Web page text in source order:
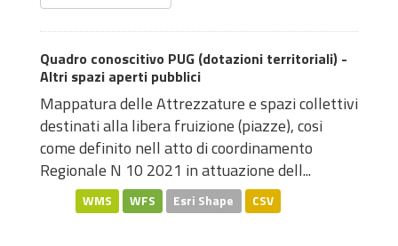
Quadro conoscitivo PUG (dotazioni territoriali) -
Altri spazi aperti pubblici
Mappatura delle Attrezzature e spazi collettivi
destinati alla libera fruizione (piazze), cosi
come definito nell atto di coordinamento
Regionale N 10 2021 in attuazione dell...
WMS WFS Esri Shape CSV